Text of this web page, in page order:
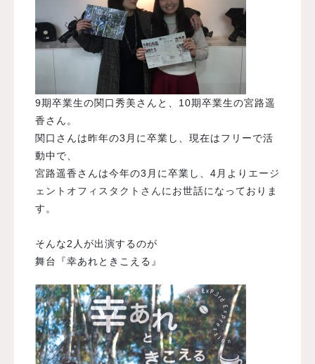
9期卒業生の関口秀美さんと、10期卒業生の宮路遥
香さん。
関口さんは昨年の3月に卒業し、現在はフリーで活
動中で、
宮路遥香さんは今年の3月に卒業し、4月より エージ
ェントオフィスタクトさんにお世話になっておりま
す。
そんな2人が出演するのが
舞台『幸あれときこえる』